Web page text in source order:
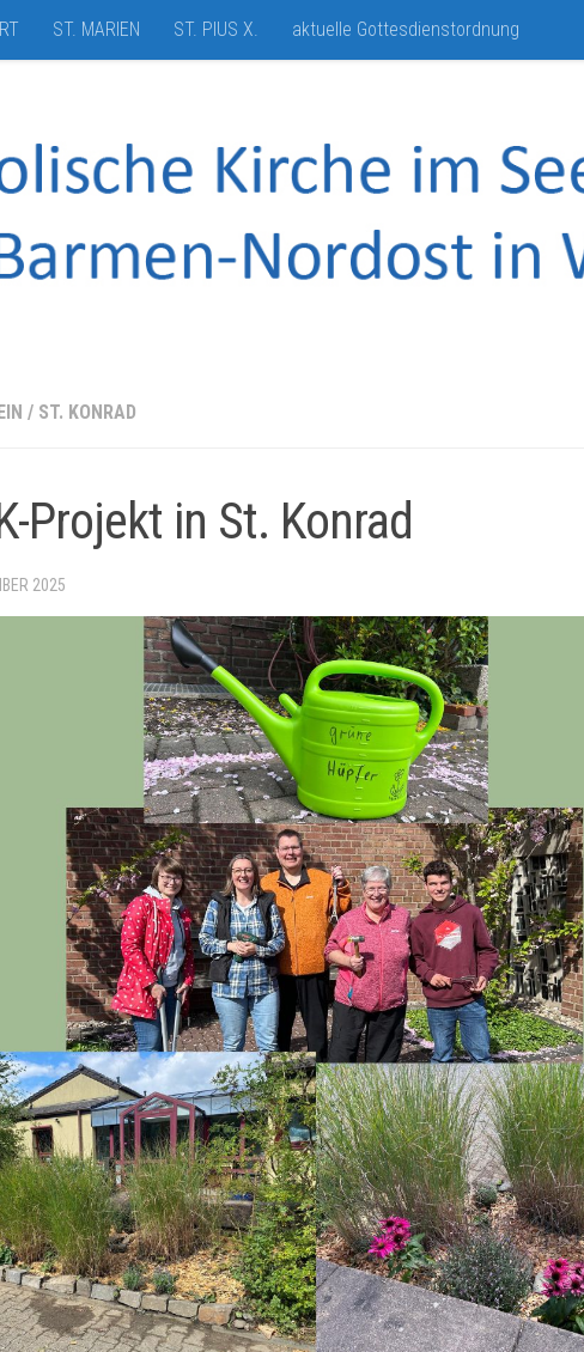
ST. MARIEN ST. PIUS X. aktuelle Gottesdienstordnung
/ ST. KONRAD
Projekt in St. Konrad
2025